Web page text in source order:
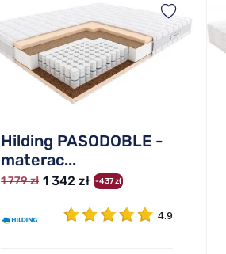
Hilding PASODOBLE -
materac...
1 779 zł 1 342 zł -437 zł
4.9